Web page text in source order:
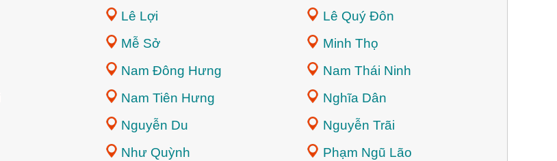
Lê Lợi
Lê Quý Đôn
Mễ Sở
Minh Thọ
Nam Đông Hưng
Nam Thái Ninh
Nam Tiên Hưng
Nghĩa Dân
Nguyễn Du
Nguyễn Trãi
Như Quỳnh
Phạm Ngũ Lão